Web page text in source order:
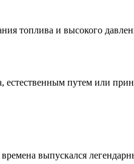
топлива и высокого
естественным путем или
выпускался